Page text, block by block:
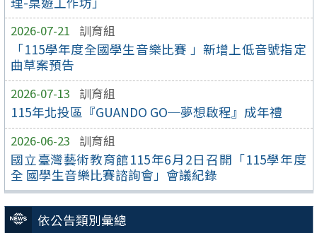
2026-07-21 訓育組
「115學年度全國學生音樂比賽 」新增上低音號指定
曲草案預告
2026-07-13 訓育組
115年北投區『GUANDO GO─夢想啟程』成年禮
2026-06-23 訓育組
國立臺灣藝術教育館115年6月2日召開「115學年度
全 國學生音樂比賽諮詢會」會議紀錄
依公告類別彙總